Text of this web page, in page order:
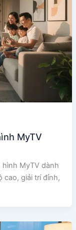
MyTV
hình MyTV dành
cao, giải trí đỉnh,